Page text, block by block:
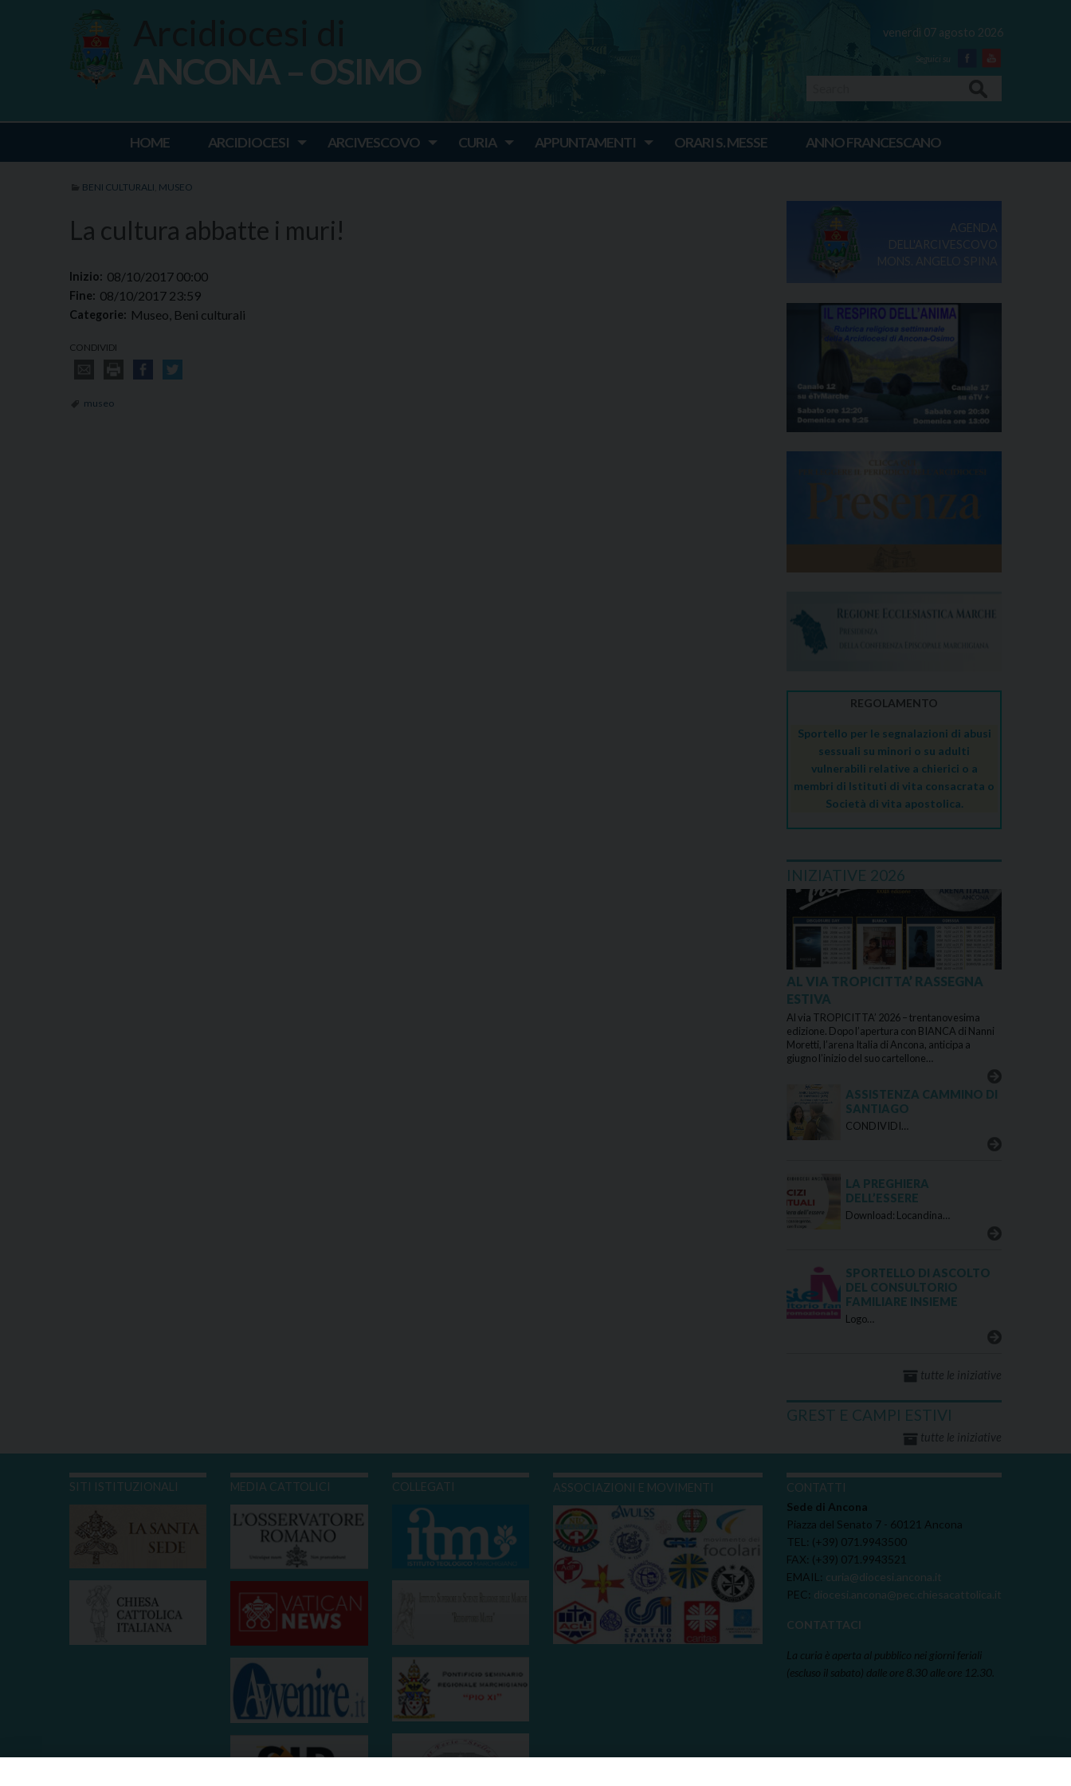
venerdì 07 agosto 2026
Facebook
Youtube
Ancona Osimo
ANCONA – OSIMO
HOME ARCIDIOCESI ARCIVESCOVO CURIA APPUNTAMENTI ORARI S. MESSE ANNO FRANCESCANO
BENI CULTURALI MUSEO
La cultura abbatte i muri!
Inizio: 08/10/2017 00:00
Fine: 08/10/2017 23:59
Categorie: Museo, Beni culturali
CONDIVIDI
museo
AGENDA
DELL'ARCIVESCOVO
REGOLAMENTO
Sportello per le segnalazioni di abusi
sessuali su minori o su adulti
vulnerabili relative a chierici o a
membri di Istituti di vita consacrata o
Società di vita apostolica.
INIZIATIVE 2026
AL VIA TROPICITTA’ RASSEGNA
ESTIVA
Al via TROPICITTA’ 2026 – trentanovesima
edizione. Dopo l’apertura con BIANCA di Nanni
Moretti, l’arena Italia di Ancona, anticipa a
giugno l’inizio del suo cartellone…
ASSISTENZA CAMMINO DI
SANTIAGO
CONDIVIDI…
LA PREGHIERA
DELL’ESSERE
Download: Locandina…
SPORTELLO DI ASCOLTO
DEL CONSULTORIO
FAMILIARE INSIEME
Logo…
tutte le iniziative
GREST E CAMPI ESTIVI
tutte le iniziative
SITI ISTITUZIONALI MEDIA CATTOLICI COLLEGATI ASSOCIAZIONI E MOVIMENTI
CONTATTI
Sede di Ancona
Piazza del Senato 7 - 60121 Ancona
TEL: (+39) 071.9943500
FAX: (+39) 071.9943521
EMAIL: curia@diocesi.ancona.it
PEC: diocesi.ancona@pec.chiesacattolica.it
CONTATTACI
La curia è aperta al pubblico nei giorni feriali
(escluso il sabato) dalle ore 8.30 alle ore 12.30.